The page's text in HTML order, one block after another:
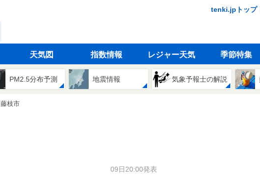
tenki.jpトップ｜
天気図 指数情報 レジャー天気 季節特集
PM2.5分布予測 地震情報 気象予報士の解説
藤枝市
09日20:00発表